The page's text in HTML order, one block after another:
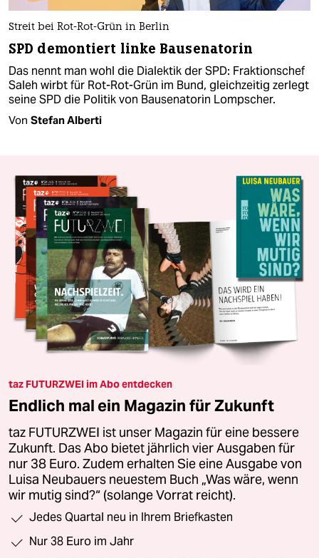
Streit bei Rot-Rot-Grün in Berlin
SPD demontiert linke Bausenatorin
Das nennt man wohl die Dialektik der SPD: Fraktionschef
Saleh wirbt für Rot-Rot-Grün im Bund, gleichzeitig zerlegt
seine SPD die Politik von Bausenatorin Lompscher.
Von Stefan Alberti
taz FUTURZWEI im Abo entdecken
Endlich mal ein Magazin für Zukunft
taz FUTURZWEI ist unser Magazin für eine bessere
Zukunft. Das Abo bietet jährlich vier Ausgaben für
nur 38 Euro. Zudem erhalten Sie eine Ausgabe von
Luisa Neubauers neuestem Buch „Was wäre, wenn
wir mutig sind?“ (solange Vorrat reicht).
Jedes Quartal neu in Ihrem Briefkasten
Nur 38 Euro im Jahr